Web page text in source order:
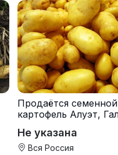
Продаётся семенной
картофель Алуэт,
Не указана
Вся Россия